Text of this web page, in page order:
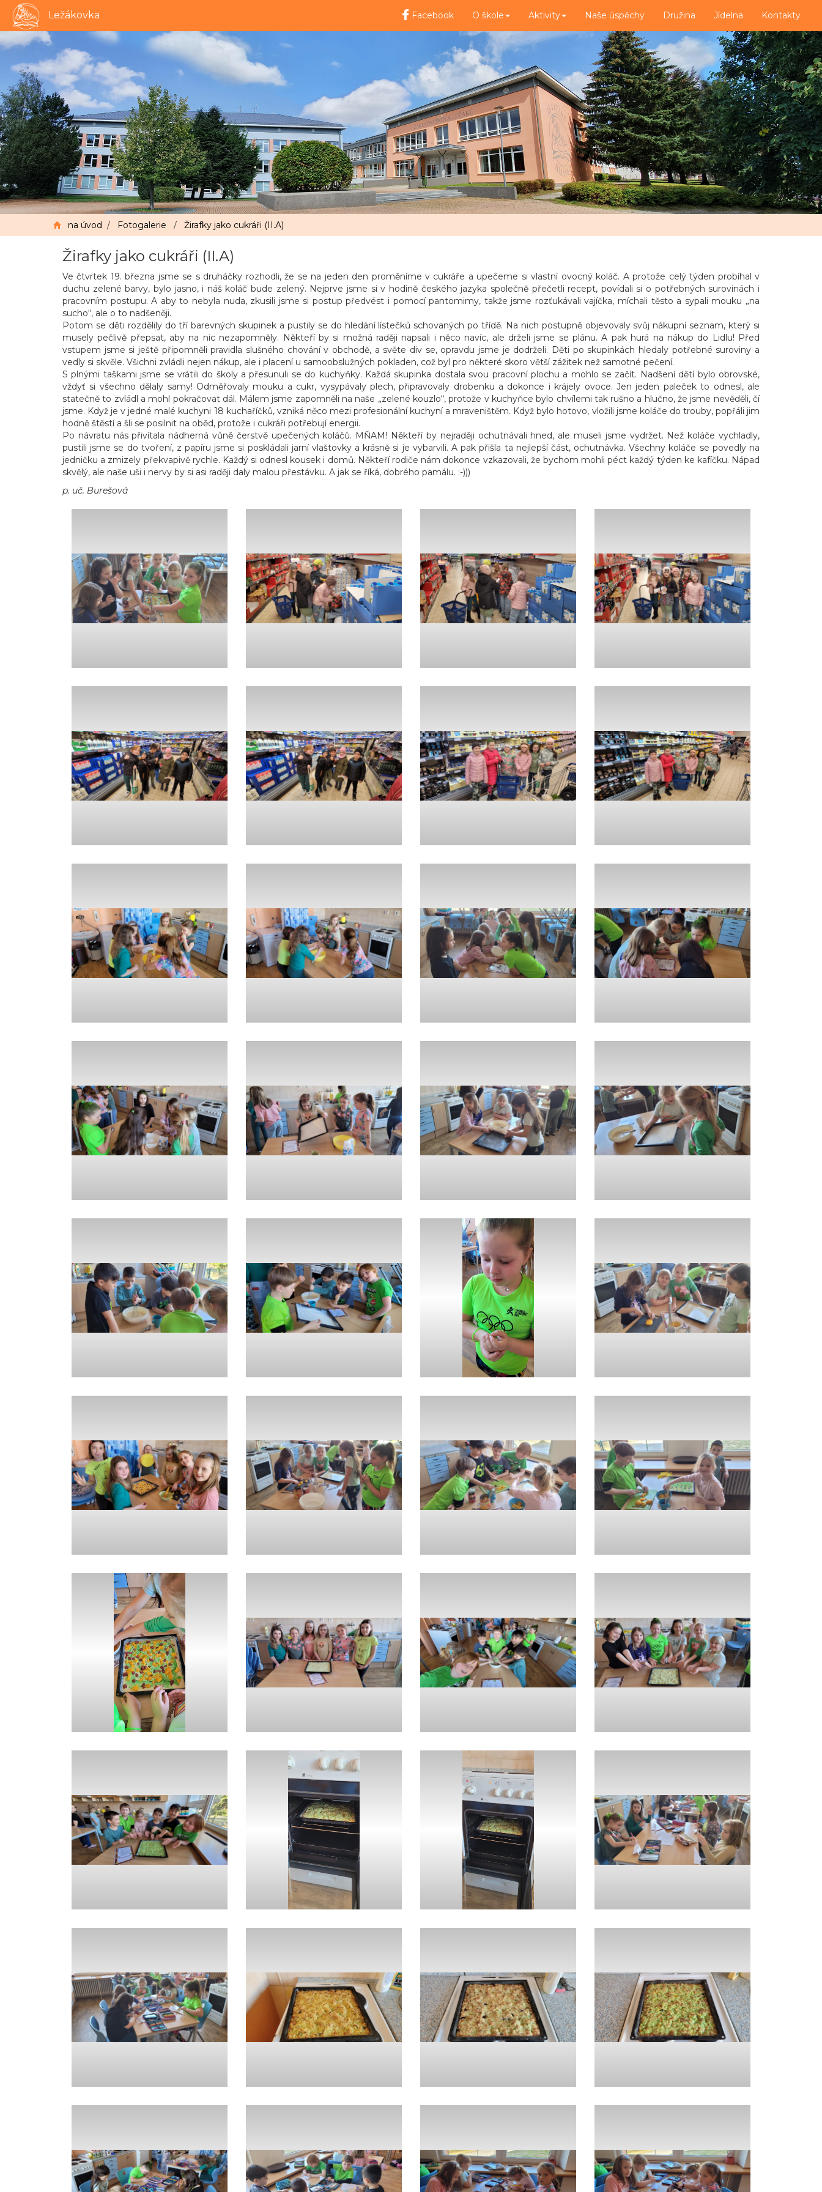
Ležákovka Facebook O škole Aktivity Naše úspěchy Družina Jídelna Kontakty
na úvod / Fotogalerie / Žirafky jako cukráři (II.A)
Žirafky jako cukráři (II.A)
Ve čtvrtek 19. března jsme se s druháčky rozhodli, že se na jeden den proměníme v cukráře a upečeme si vlastní ovocný koláč. A protože celý týden probíhal v
duchu zelené barvy, bylo jasno, i náš koláč bude zelený. Nejprve jsme si v hodině českého jazyka společně přečetli recept, povídali si o potřebných surovinách i
pracovním postupu. A aby to nebyla nuda, zkusili jsme si postup předvést i pomocí pantomimy, takže jsme rozťukávali vajíčka, míchali těsto a sypali mouku „na
sucho“, ale o to nadšeněji.
Potom se děti rozdělily do tří barevných skupinek a pustily se do hledání lístečků schovaných po třídě. Na nich postupně objevovaly svůj nákupní seznam, který si
musely pečlivě přepsat, aby na nic nezapomněly. Někteří by si možná raději napsali i něco navíc, ale drželi jsme se plánu. A pak hurá na nákup do Lidlu! Před
vstupem jsme si ještě připomněli pravidla slušného chování v obchodě, a světe div se, opravdu jsme je dodrželi. Děti po skupinkách hledaly potřebné suroviny a
vedly si skvěle. Všichni zvládli nejen nákup, ale i placení u samoobslužných pokladen, což byl pro některé skoro větší zážitek než samotné pečení.
S plnými taškami jsme se vrátili do školy a přesunuli se do kuchyňky. Každá skupinka dostala svou pracovní plochu a mohlo se začít. Nadšení dětí bylo obrovské,
vždyť si všechno dělaly samy! Odměřovaly mouku a cukr, vysypávaly plech, připravovaly drobenku a dokonce i krájely ovoce. Jen jeden paleček to odnesl, ale
statečně to zvládl a mohl pokračovat dál. Málem jsme zapomněli na naše „zelené kouzlo“, protože v kuchyňce bylo chvílemi tak rušno a hlučno, že jsme nevěděli, čí
jsme. Když je v jedné malé kuchyni 18 kuchaříčků, vzniká něco mezi profesionální kuchyní a mraveništěm. Když bylo hotovo, vložili jsme koláče do trouby, popřáli jim
hodně štěstí a šli se posilnit na oběd, protože i cukráři potřebují energii.
Po návratu nás přivítala nádherná vůně čerstvě upečených koláčů. MŇAM! Někteří by nejraději ochutnávali hned, ale museli jsme vydržet. Než koláče vychladly,
pustili jsme se do tvoření, z papíru jsme si poskládali jarní vlaštovky a krásně si je vybarvili. A pak přišla ta nejlepší část, ochutnávka. Všechny koláče se povedly na
jedničku a zmizely překvapivě rychle. Každý si odnesl kousek i domů. Někteří rodiče nám dokonce vzkazovali, že bychom mohli péct každý týden ke kafíčku. Nápad
skvělý, ale naše uši i nervy by si asi raději daly malou přestávku. A jak se říká, dobrého pamálu. :-)))
p. uč. Burešová